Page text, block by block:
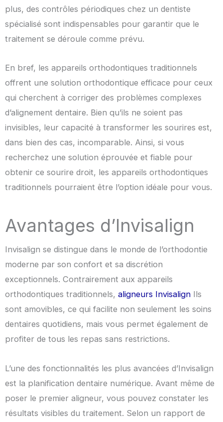
plus, des contrôles périodiques chez un dentiste
spécialisé sont indispensables pour garantir que le
traitement se déroule comme prévu.
En bref, les appareils orthodontiques traditionnels
offrent une solution orthodontique efficace pour ceux
qui cherchent à corriger des problèmes complexes
d’alignement dentaire. Bien qu’ils ne soient pas
invisibles, leur capacité à transformer les sourires est,
dans bien des cas, incomparable. Ainsi, si vous
recherchez une solution éprouvée et fiable pour
obtenir ce sourire droit, les appareils orthodontiques
traditionnels pourraient être l’option idéale pour vous.
Avantages d’Invisalign
Invisalign se distingue dans le monde de l’orthodontie
moderne par son confort et sa discrétion
exceptionnels. Contrairement aux appareils
orthodontiques traditionnels, aligneurs Invisalign Ils
sont amovibles, ce qui facilite non seulement les soins
dentaires quotidiens, mais vous permet également de
profiter de tous les repas sans restrictions.
L’une des fonctionnalités les plus avancées d’Invisalign
est la planification dentaire numérique. Avant même de
poser le premier aligneur, vous pouvez constater les
résultats visibles du traitement. Selon un rapport de